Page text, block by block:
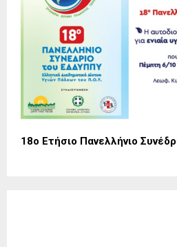
18ο Ετήσιο Πανελλήνιο